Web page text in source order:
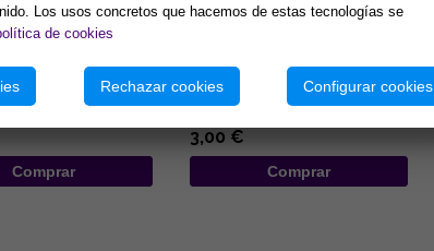
DE MADERA
DE
Comprar
7x25CM
...
3,00 €
Comprar
Los usos concretos que hacemos de estas tecnologías se
de cookies
Rechazar cookies Configurar cookies